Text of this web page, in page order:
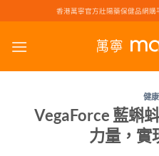
to
content
香港萬寧官方壯陽藥保健品網購
健
VegaForce 藍蝌
力量，實